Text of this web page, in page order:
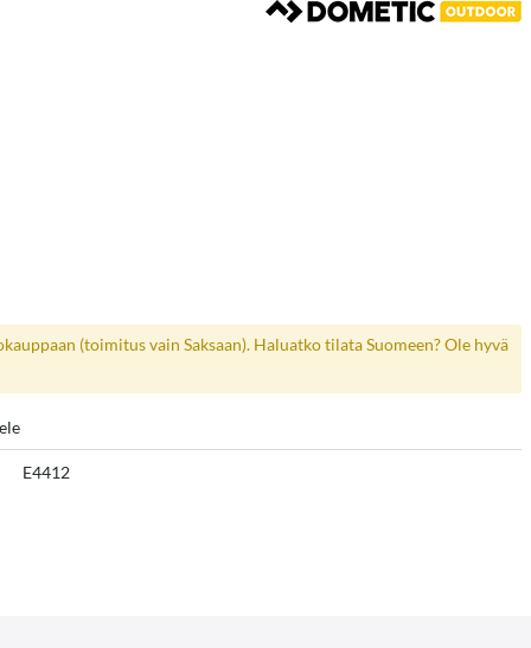
(toimitus vain Saksaan). Haluatko tilata Suomeen? Ole hyvä
E4412